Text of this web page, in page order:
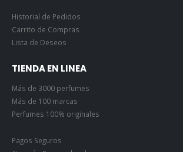
Lista de Deseos
TIENDA EN LINEA
Más de 3000 perfumes
Más de 100 marcas
Perfumes 100% originales
Atención Personalizada